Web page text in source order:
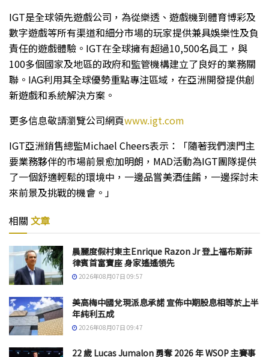
IGT是全球領先遊戲公司，為從樂透、遊戲機到體育博彩及
數字遊戲等所有渠道和細分市場的玩家提供兼具娛樂性及負
責任的遊戲體驗。IGT在全球擁有超過10,500名員工，與
100多個國家及地區的政府和監管機構建立了良好的業務關
聯。IAG利用其全球優勢重點專注區域，在亞洲開發提供創
新遊戲和系統解決方案。
更多信息敬請瀏覽公司網頁www.igt.com
IGT亞洲銷售總監Michael Cheers表示：「隨著我們澳門主
要業務夥伴的市場前景愈加明朗，MAD活動為IGT團隊提供
了一個舒適輕鬆的環境中，一邊品嘗美酒佳餚，一邊探討未
來前景及挑戰的機會。」
相關 文章
晨麗度假村東主Enrique Razon Jr 登上福布斯菲
律賓首富寶座 身家遙遙領先
2026年08月07日 09:57
美高梅中國兌現派息承諾 宣佈中期股息相等於上半
年純利五成
2026年08月07日 09:47
22 歲 Lucas Jumalon 勇奪 2026 年 WSOP 主賽事